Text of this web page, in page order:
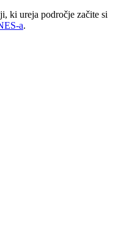
ki ureja področje začite si
a.